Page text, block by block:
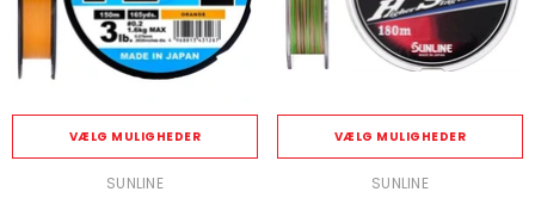
VÆLG MULIGHEDER
SUNLINE
VÆLG MULIGHEDER
SUNLINE